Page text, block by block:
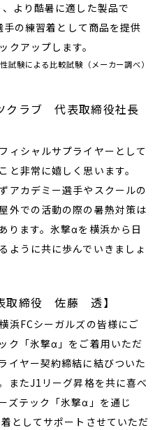
より酷暑に適した製品で
の練習着として商品を提供
クアップします。
試験による比較試験（メーカー調べ）
クラブ 代表取締役社長
ィシャルサプライヤーとして
と非常に嬉しく思います。
アカデミー選手やスクールの
外での活動の際の暑熱対策は
ります。氷撃αを横浜から日
ように共に歩んでいきましょ
取締役 佐藤 透】
浜FCシーガルズの皆様にご
ク「氷撃α」をご着用いただ
イヤー契約締結に結びついた
またJ1リーグ昇格を共に喜べ
ズテック「氷撃α」を通じ
としてサポートさせていただ